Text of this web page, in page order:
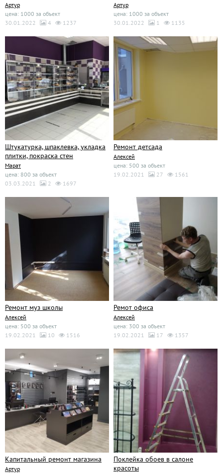
Артур
цена: 1000 за объект
30.01.2022
4 1237
Артур
цена: 1000 за объект
30.01.2022
1 1135
Штукатурка, шпаклевка, укладка
плитки, покраска стен
Марат
цена: 800 за объект
03.03.2021
2 1697
Ремонт детсада
Алексей
цена: 500 за объект
19.02.2021
27 1561
Ремонт муз школы
Алексей
цена: 500 за объект
19.02.2021
10 1516
Ремот офиса
Алексей
цена: 300 за объект
19.02.2021
17 1357
Капитальный ремонт магазина
Артур
Поклейка обоев в салоне
красоты